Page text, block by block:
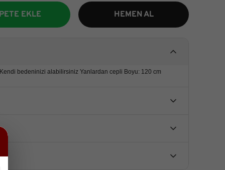
EKLE HEMEN AL
bedeninizi alabilirsiniz Yanlardan cepli Boyu: 120 cm